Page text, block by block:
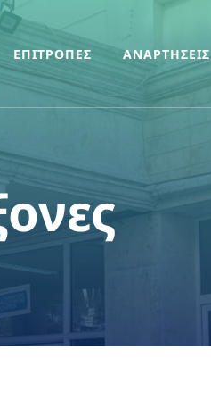
ΕΠΙΤΡΟΠΕΣ ΑΝΑΡΤΗΣΕΙΣ